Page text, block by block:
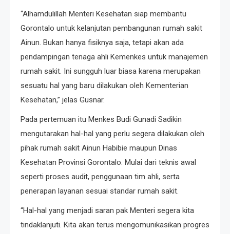
“Alhamdulillah Menteri Kesehatan siap membantu
Gorontalo untuk kelanjutan pembangunan rumah sakit
Ainun. Bukan hanya fisiknya saja, tetapi akan ada
pendampingan tenaga ahli Kemenkes untuk manajemen
rumah sakit. Ini sungguh luar biasa karena merupakan
sesuatu hal yang baru dilakukan oleh Kementerian
Kesehatan,” jelas Gusnar.
Pada pertemuan itu Menkes Budi Gunadi Sadikin
mengutarakan hal-hal yang perlu segera dilakukan oleh
pihak rumah sakit Ainun Habibie maupun Dinas
Kesehatan Provinsi Gorontalo. Mulai dari teknis awal
seperti proses audit, penggunaan tim ahli, serta
penerapan layanan sesuai standar rumah sakit.
“Hal-hal yang menjadi saran pak Menteri segera kita
tindaklanjuti. Kita akan terus mengomunikasikan progres